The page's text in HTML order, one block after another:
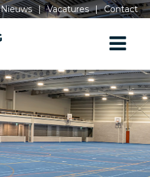
Nieuws | Vacatures | Contact